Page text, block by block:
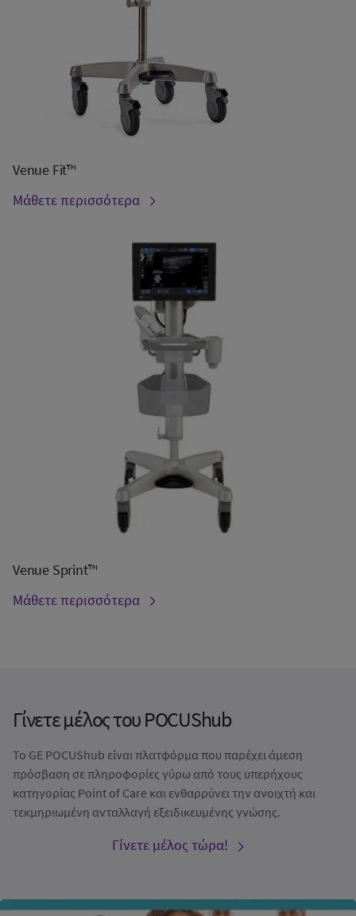
Venue Fit™
Μάθετε περισσότερα
Venue Sprint™
Μάθετε περισσότερα
Γίνετε μέλος του POCUShub
Το GE POCUShub είναι πλατφόρμα που παρέχει άμεση
πρόσβαση σε πληροφορίες γύρω από τους υπερήχους
κατηγορίας Point of Care και ενθαρρύνει την ανοιχτή και
τεκμηριωμένη ανταλλαγή εξειδικευμένης γνώσης.
Γίνετε μέλος τώρα!